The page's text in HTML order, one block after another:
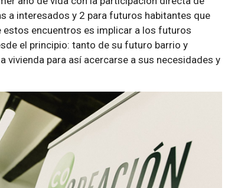
a interesados y 2 para futuros habitantes que
encuentros es implicar a los futuros
el principio: tanto de su futuro barrio y
vivienda para así acercarse a sus necesidades y